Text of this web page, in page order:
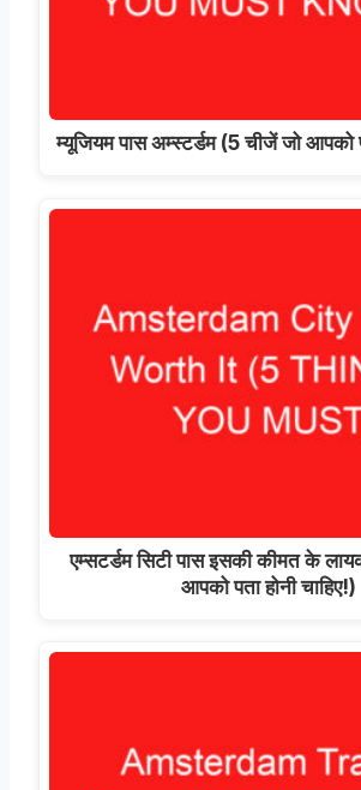
म्यूजियम पास अम्स्टर्डम (5 चीजें जो आपको
एम्सटर्डम सिटी पास इसकी कीमत के
आपको पता होनी चाहिए!)